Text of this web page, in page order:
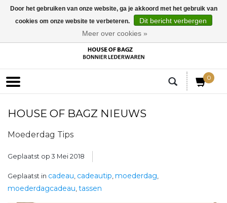
0
HOUSE OF BAGZ NIEUWS
Moederdag Tips
Geplaatst op3 Mei 2018
Geplaatst in cadeau, cadeautip, moederdag,
moederdagcadeau, tassen
Door het gebruiken van onze website, ga je akkoord met het gebruik van
cookies om onze website te verbeteren.
Dit bericht verbergen
Meer over cookies »